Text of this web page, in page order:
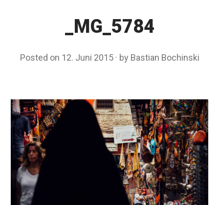
_MG_5784
Posted on 12. Juni 2015 by Bastian Bochinski